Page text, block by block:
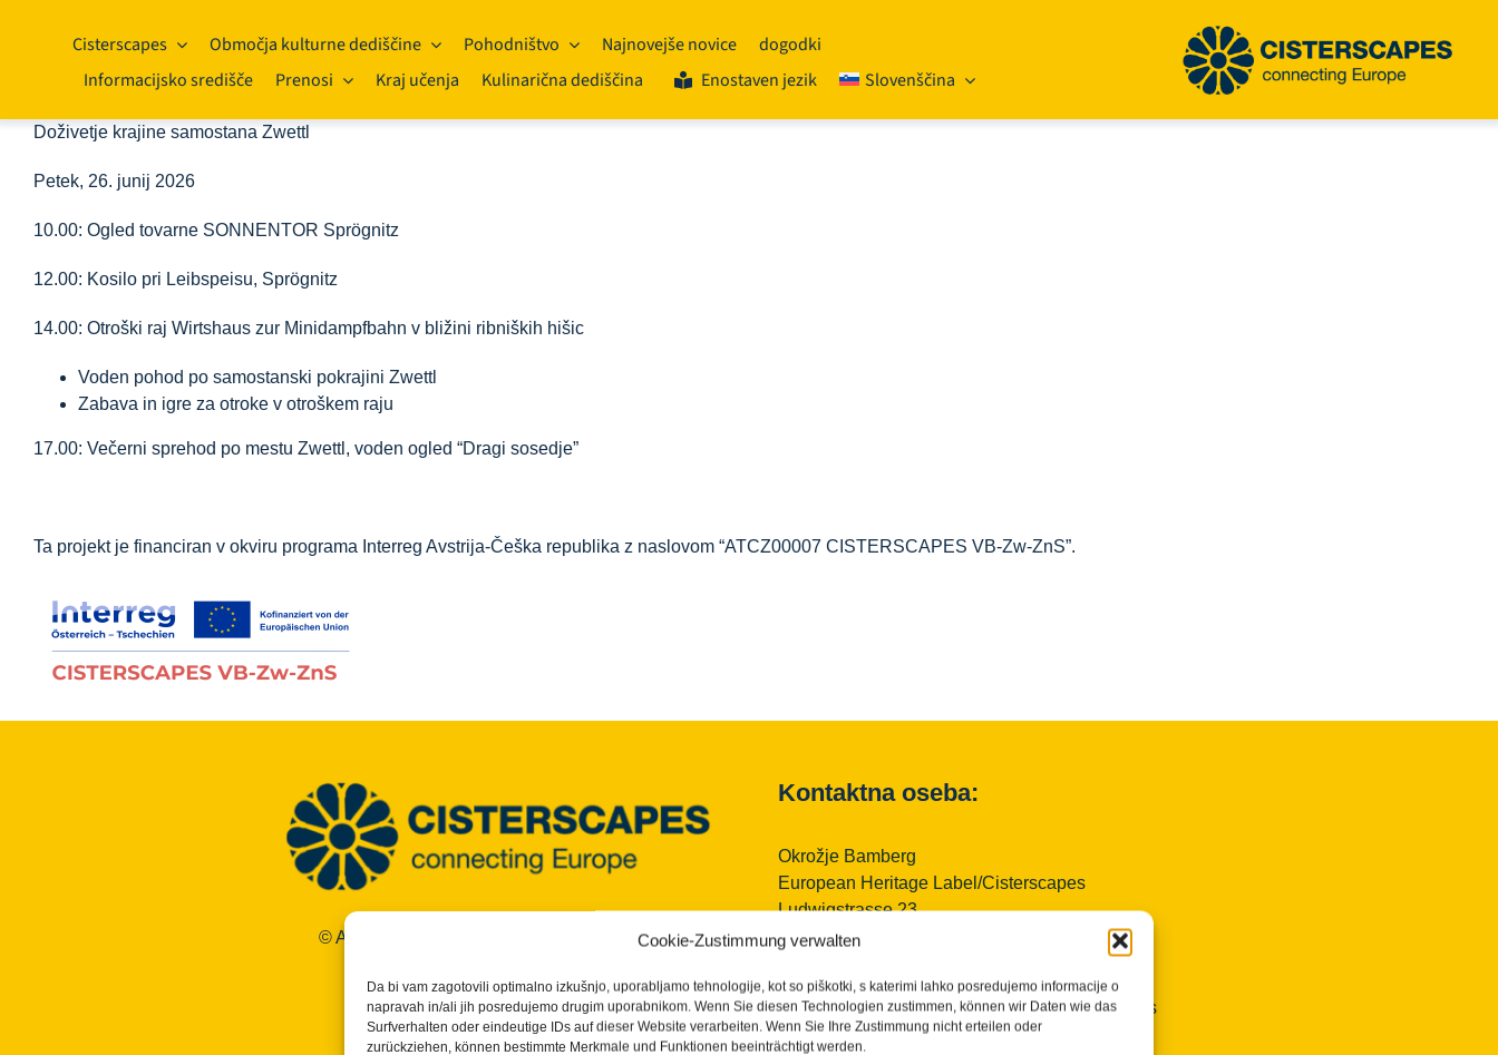
Cookie-Zustimmung verwalten
Da bi vam zagotovili optimalno izkušnjo, uporabljamo tehnologije, kot so piškotki, s katerimi lahko posredujemo informacije o
napravah in/ali jih posredujemo drugim uporabnikom. Wenn Sie diesen Technologien zustimmen, können wir Daten wie das
Surfverhalten oder eindeutige IDs auf dieser Website verarbeiten. Wenn Sie Ihre Zustimmung nicht erteilen oder
zurückziehen, können bestimmte Merkmale und Funktionen beeinträchtigt werden.
Cisterscapes Območja kulturne dediščine Pohodništvo Najnovejše novice
dogodki
Informacijsko središče
Prenosi Kraj učenja Kulinarična dediščina Enostaven jezik Slovenščina
Doživetje krajine samostana Zwettl
Petek, 26. junij 2026
10.00: Ogled tovarne SONNENTOR Sprögnitz
12.00: Kosilo pri Leibspeisu, Sprögnitz
14.00: Otroški raj Wirtshaus zur Minidampfbahn v bližini ribniških hišic
Voden pohod po samostanski pokrajini Zwettl
Zabava in igre za otroke v otroškem raju
17.00: Večerni sprehod po mestu Zwettl, voden ogled “Dragi sosedje”
Ta projekt je financiran v okviru programa Interreg Avstrija-Češka republika z naslovom “ATCZ00007 CISTERSCAPES VB-Zw-ZnS”.
© Avtorske pravice 2023 - 2026 | Cisterscapes
in vse informacije brez jamstva.
Kontaktna oseba:
Okrožje Bamberg
European Heritage Label/Cisterscapes
Ludwigstrasse 23
96052 Bamberg
Kontaktne osebe TEAM Cisterscapes/Landkreis
Bamberg: